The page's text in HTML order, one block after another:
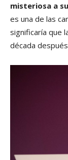
misteriosa a
es una de las
significaría que
década